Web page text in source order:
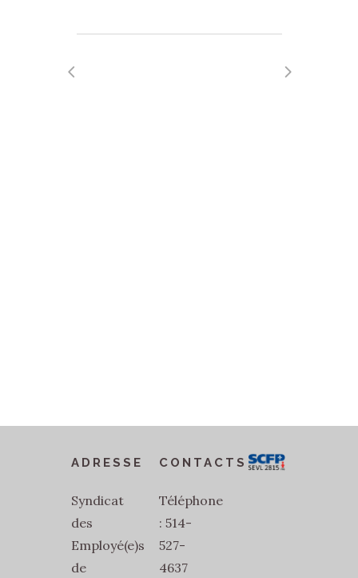
ADRESSE
Syndicat
des
Employé(e)s
de
CONTACTS
Téléphone
: 514-
527-
4637